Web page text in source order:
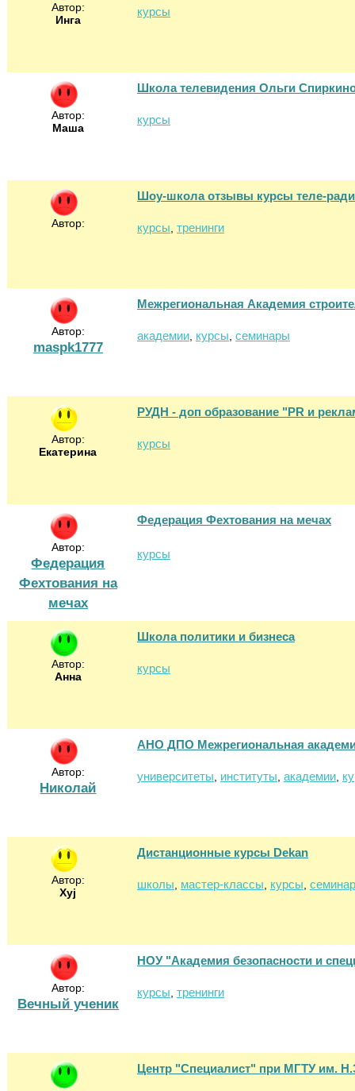
Автор:
Инга
курсы
Автор:
Маша
Школа телевидения Ольги
курсы
Автор:
Шоу-школа отзывы курсы теле-
курсы тренинги
Автор:
maspk1777
Межрегиональная Академия
академии курсы семинары
Автор:
Екатерина
РУДН - доп образование "PR и
курсы
Автор:
Федерация
Фехтования на
мечах
Федерация Фехтования на мечах
курсы
Автор:
Анна
Школа политики и бизнеса
курсы
Автор:
Николай
АНО ДПО Межрегиональная
университеты институты академии
Автор:
Xyj
Дистанционные курсы Dekan
школы мастер-классы курсы
Автор:
Вечный ученик
НОУ "Академия безопасности и
курсы тренинги
Центр "Специалист" при МГТУ им.